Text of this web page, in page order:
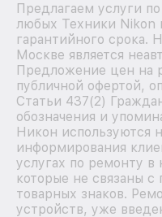
Предлагаем услуги
любых Техники Nikon
гарантийного
Москве является
Предложение цен на
публичной офертой,
Статьи 437(2)
обозначения и
Никон используются
информирования
услугах по ремонту
которые не связаны с
товарных знаков.
устройств, уже